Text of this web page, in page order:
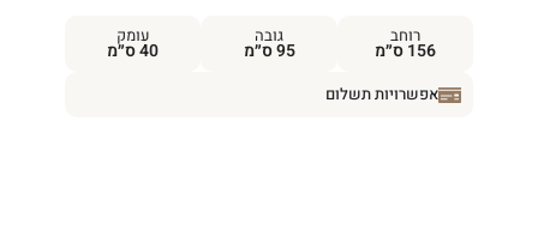
רוחב
156 ס״מ
גובה
95 ס״מ
עומק
40 ס״מ
אפשרויות תשלום